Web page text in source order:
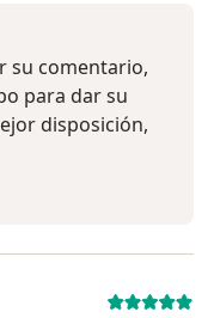
su comentario,
para dar su
disposición,